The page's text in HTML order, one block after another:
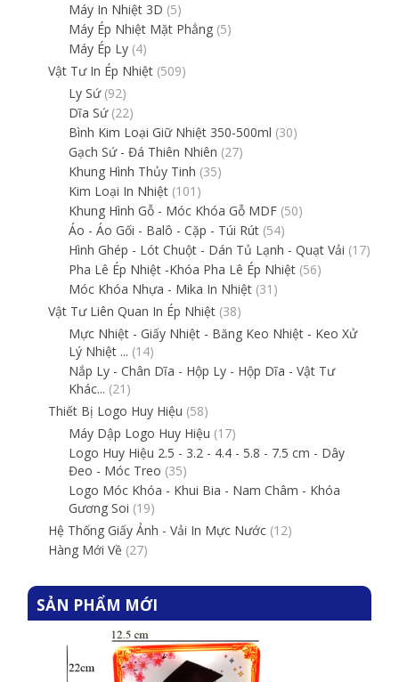
Máy In Nhiệt 3D (5)
Máy Ép Nhiệt Mặt Phẳng (5)
Máy Ép Ly (4)
Vật Tư In Ép Nhiệt (509)
Ly Sứ (92)
Dĩa Sứ (22)
Bình Kim Loại Giữ Nhiệt 350-500ml (30)
Gạch Sứ - Đá Thiên Nhiên (27)
Khung Hình Thủy Tinh (35)
Kim Loại In Nhiệt (101)
Khung Hình Gỗ - Móc Khóa Gỗ MDF (50)
Áo - Áo Gối - Balô - Cặp - Túi Rút (54)
Hình Ghép - Lót Chuột - Dán Tủ Lạnh - Quạt Vải (17)
Pha Lê Ép Nhiệt -Khóa Pha Lê Ép Nhiệt (56)
Móc Khóa Nhựa - Mika In Nhiệt (31)
Vật Tư Liên Quan In Ép Nhiệt (38)
Mực Nhiệt - Giấy Nhiệt - Băng Keo Nhiệt - Keo Xử
Lý Nhiệt ... (14)
Nắp Ly - Chân Dĩa - Hộp Ly - Hộp Dĩa - Vật Tư
Khác... (21)
Thiết Bị Logo Huy Hiệu (58)
Máy Dập Logo Huy Hiệu (17)
Logo Huy Hiệu 2.5 - 3.2 - 4.4 - 5.8 - 7.5 cm - Dây
Đeo - Móc Treo (35)
Logo Móc Khóa - Khui Bia - Nam Châm - Khóa
Gương Soi (19)
Hệ Thống Giấy Ảnh - Vải In Mực Nước (12)
Hàng Mới Về (27)
SẢN PHẨM MỚI